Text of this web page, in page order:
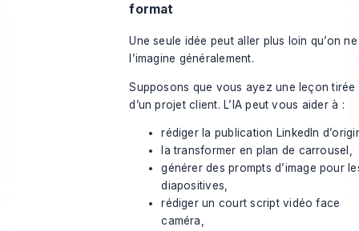
format
Une seule idée peut aller plus loin qu’on ne
l’imagine généralement.
Supposons que vous ayez une leçon tirée
d’un projet client. L’IA peut vous aider à :
rédiger la publication LinkedIn
la transformer en plan de carrousel,
générer des prompts d’image pour
diapositives,
rédiger un court script vidéo face
caméra,